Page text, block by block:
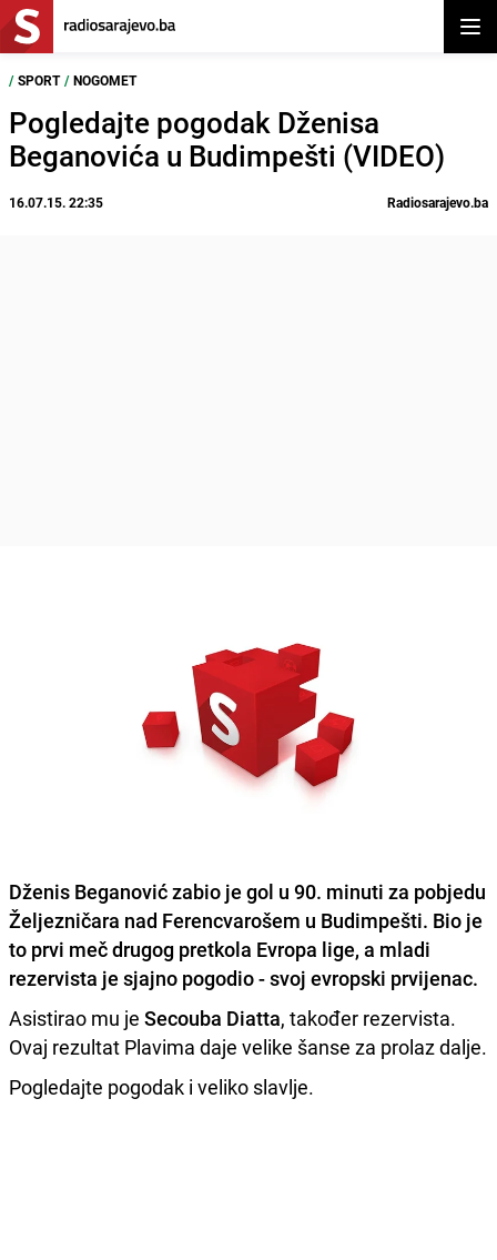
/ SPORT / NOGOMET
Pogledajte pogodak Dženisa
Beganovića u Budimpešti (VIDEO)
16.07.15. 22:35 Radiosarajevo.ba
Dženis Beganovićzabio je gol u 90. minuti za pobjedu
Željezničara nad Ferencvarošem u Budimpešti. Bio je
to prvi meč drugog pretkola Evropa lige, a mladi
rezervista je sjajno pogodio - svoj evropski prvijenac.
Asistirao mu je Secouba Diatta, također rezervista.
Ovaj rezultat Plavima daje velike šanse za prolaz dalje.
Pogledajte pogodak i veliko slavlje.